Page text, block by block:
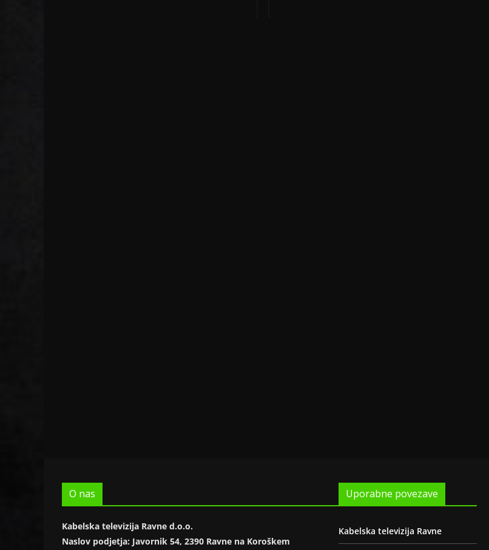
O nas
Kabelska televizija Ravne d.o.o.
Naslov podjetja: Javornik 54, 2390 Ravne na Koroškem
Uporabne povezave
Kabelska televizija Ravne